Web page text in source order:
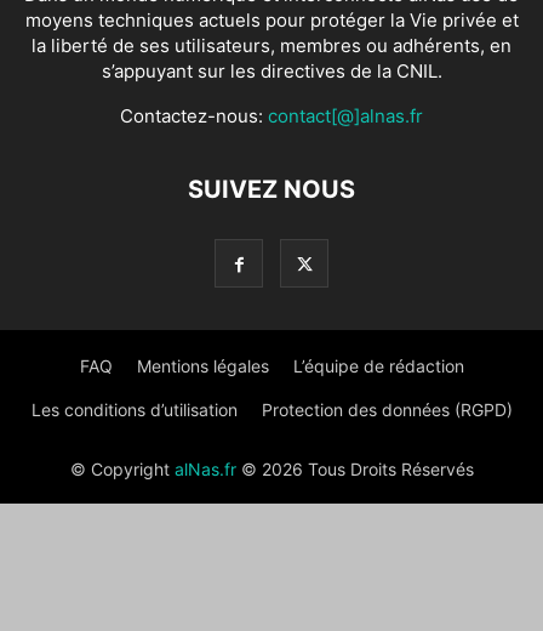
moyens techniques actuels pour protéger la Vie privée et
la liberté de ses utilisateurs, membres ou adhérents, en
s’appuyant sur les directives de la CNIL.
Contactez-nous: contact[@]alnas.fr
SUIVEZ NOUS
FAQ Mentions légales L’équipe de rédaction
Les conditions d’utilisation Protection des données (RGPD)
© Copyright alNas.fr© 2026 Tous Droits Réservés